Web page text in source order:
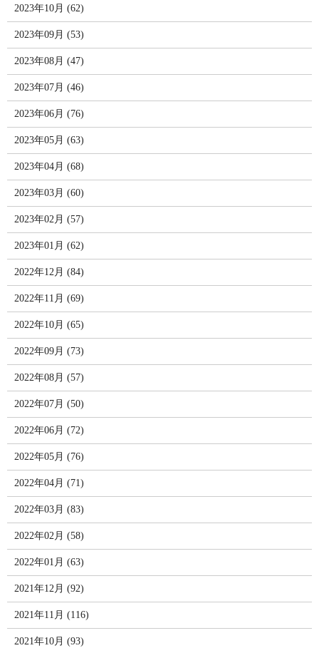
2023年10月 (62)
2023年09月 (53)
2023年08月 (47)
2023年07月 (46)
2023年06月 (76)
2023年05月 (63)
2023年04月 (68)
2023年03月 (60)
2023年02月 (57)
2023年01月 (62)
2022年12月 (84)
2022年11月 (69)
2022年10月 (65)
2022年09月 (73)
2022年08月 (57)
2022年07月 (50)
2022年06月 (72)
2022年05月 (76)
2022年04月 (71)
2022年03月 (83)
2022年02月 (58)
2022年01月 (63)
2021年12月 (92)
2021年11月 (116)
2021年10月 (93)